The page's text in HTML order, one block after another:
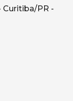
Curitiba/PR -